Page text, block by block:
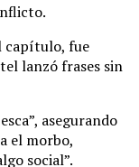
capítulo, fue
lanzó frases sin
asegurando
el morbo,
social”.